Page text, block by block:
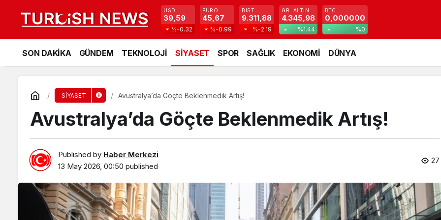
USD
39,59
%-0.32
EURO
45,67
%-0.99
BIST
9.311,88
%-2.19
GR. ALTIN
4.345,98
%1.44
BTC
0,000000
%0
SON DAKİKA GÜNDEM TEKNOLOJİ SİYASET SPOR SAĞLIK EKONOMİ DÜNYA
SİYASET Avustralya’da Göçte Beklenmedik Artış!
Avustralya’da Göçte Beklenmedik Artış!
Published by Haber Merkezi
13 May 2026, 00:50 published
27